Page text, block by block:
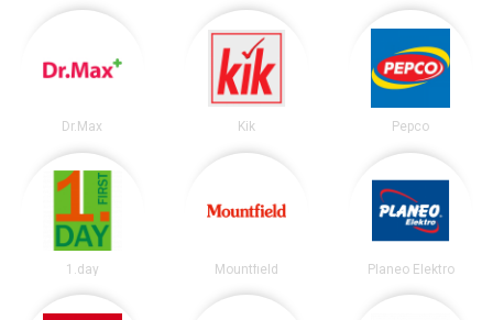
Dr.Max Kik Pepco
1.day Mountfield Planeo Elektro